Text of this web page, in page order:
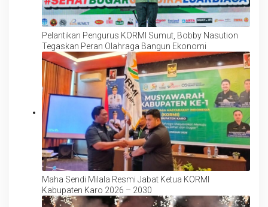
Pelantikan Pengurus KORMI Sumut, Bobby Nasution
Tegaskan Peran Olahraga Bangun Ekonomi
Maha Sendi Milala Resmi Jabat Ketua KORMI
Kabupaten Karo 2026 – 2030